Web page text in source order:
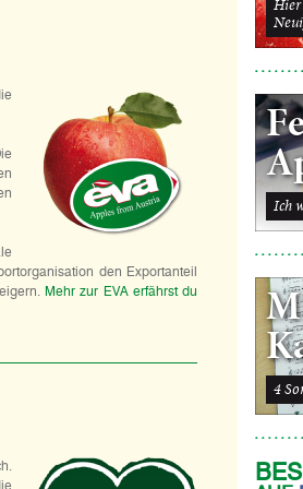
den Exportanteil
Mehr zur EVA erfährst du
Hier
Ich
4